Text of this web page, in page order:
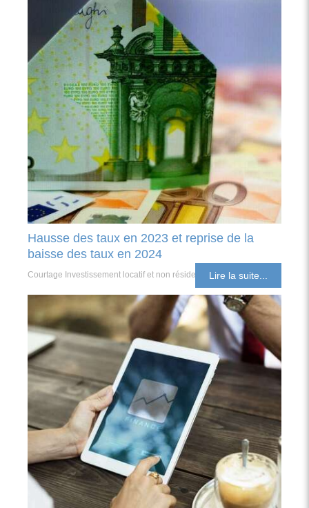
Hausse des taux en 2023 et reprise de la
baisse des taux en 2024
Courtage Investissement locatif et non résident Lire la suite...